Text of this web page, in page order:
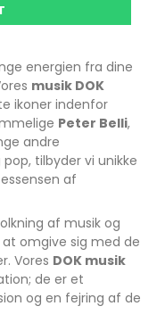
energien fra dine
musik DOK
ikoner indenfor
Peter Belli,
andre
tilbyder vi unikke
af
af musik og
omgive sig med de
Vores DOK musik
de er et
og en fejring af de